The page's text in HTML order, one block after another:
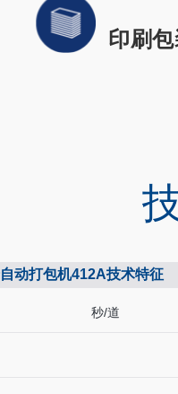
印刷
动打包机412A技术特征
秒/道